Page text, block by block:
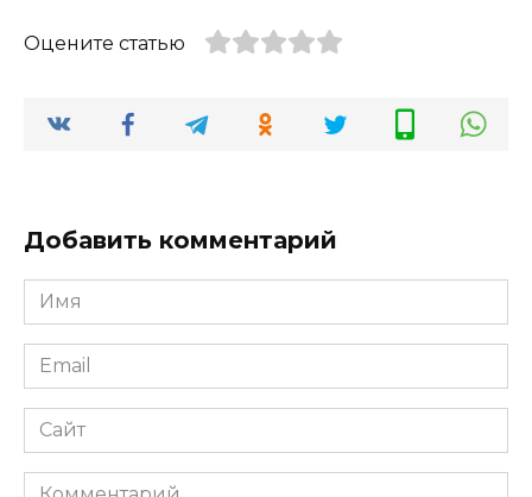
Оцените статью
Добавить комментарий
Имя
*
Email
*
Сайт
Комментарий